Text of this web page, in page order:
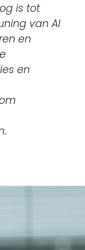
is tot
van AI
en
en